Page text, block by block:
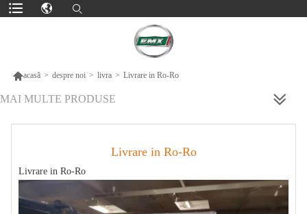
acasă > despre noi > livra > Livrare in Ro-Ro
MAI MULTE PRODUSE
Livrare in Ro-Ro
Livrare in Ro-Ro